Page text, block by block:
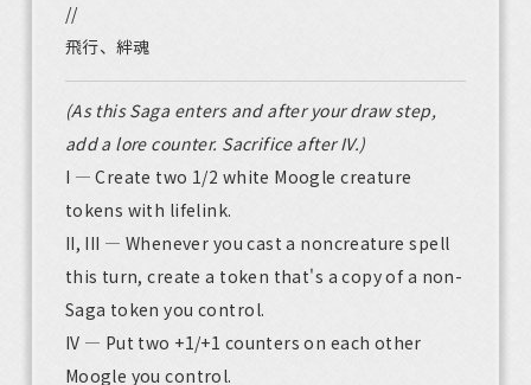
//
飛行、絆魂
(As this Saga enters and after your draw step,
add a lore counter. Sacrifice after IV.)
I — Create two 1/2 white Moogle creature
tokens with lifelink.
II, III — Whenever you cast a noncreature spell
this turn, create a token that's a copy of a non-
Saga token you control.
IV — Put two +1/+1 counters on each other
Moogle you control.